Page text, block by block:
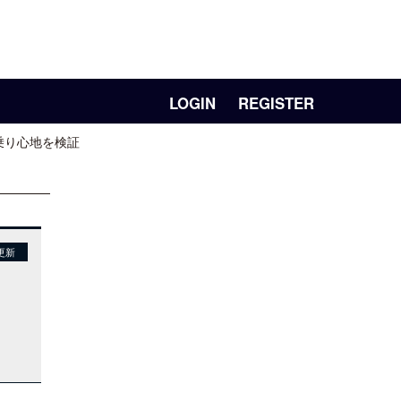
LOGIN REGISTER
り心地を検証
新